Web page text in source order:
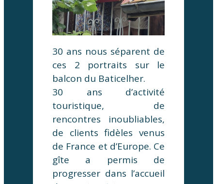
30 ans nous séparent de
ces 2 portraits sur le
balcon du Baticelher.
30 ans d’activité
touristique, de
rencontres inoubliables,
de clients fidèles venus
de France et d’Europe. Ce
gîte a permis de
progresser dans l’accueil